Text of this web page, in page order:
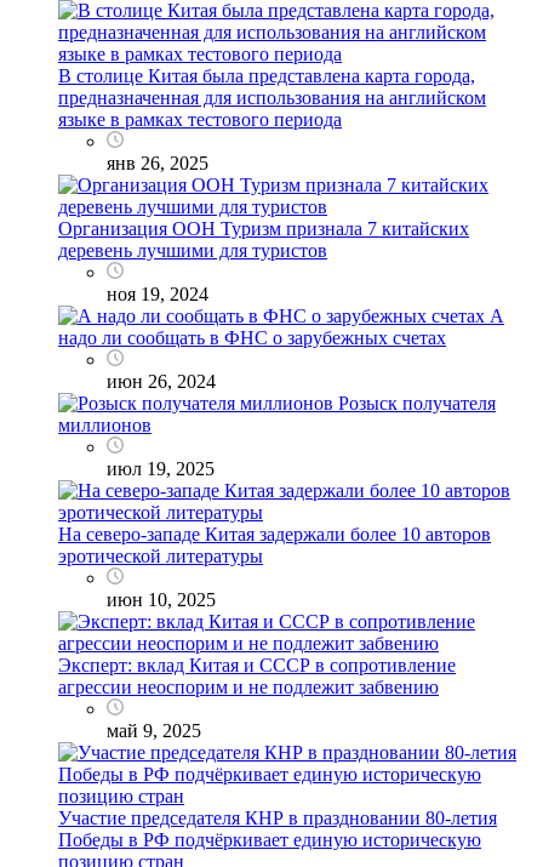
В столице Китая была представлена карта города,
предназначенная для использования на английском
языке в рамках тестового периода
янв 26, 2025
Организация ООН Туризм признала 7 китайских
деревень лучшими для туристов
ноя 19, 2024
А
надо ли сообщать в ФНС о зарубежных счетах
июн 26, 2024
Розыск получателя
миллионов
июл 19, 2025
На северо-западе Китая задержали более 10 авторов
эротической литературы
июн 10, 2025
Эксперт: вклад Китая и СССР в сопротивление
агрессии неоспорим и не подлежит забвению
май 9, 2025
Участие председателя КНР в праздновании 80-летия
Победы в РФ подчёркивает единую историческую
позицию стран